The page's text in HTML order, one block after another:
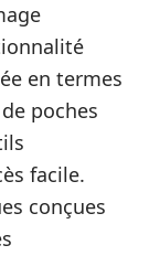
en termes
poches
facile.
conçues